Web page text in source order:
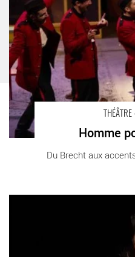
Homme
En mode avion de Louise Emö